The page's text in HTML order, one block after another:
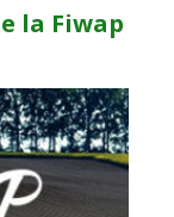
la Fiwap